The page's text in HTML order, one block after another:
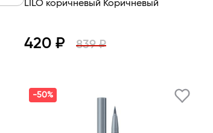
LILO коричневый Коричневый
420 ₽ 839 ₽
-50%